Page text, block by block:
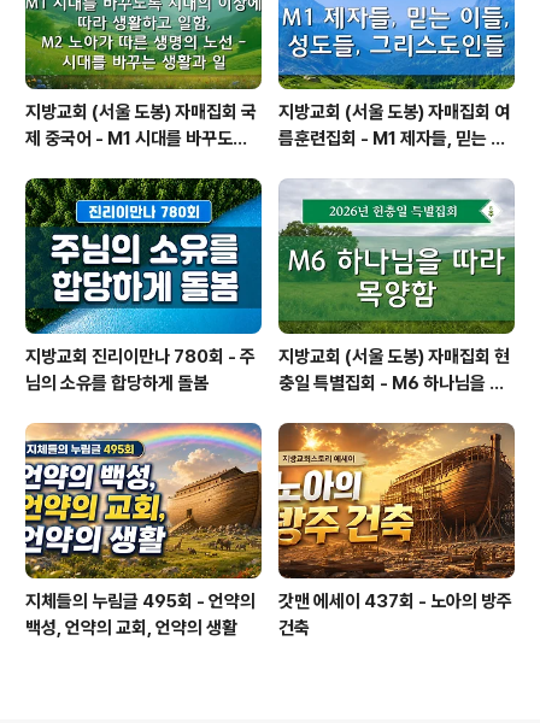
지방교회 (서울 도봉) 자매집회 국
제 중국어 - M1 시대를 바꾸도록
함, M2 노아가 따른 생명의 노선 -
시대를 바꾸는 생활과 일
지방교회 (서울 도봉) 자매집회 여
름훈련집회 - M1 제자들, 믿는 이
지방교회 진리이만나 780회 - 주
님의 소유를 합당하게 돌봄
지방교회 (서울 도봉) 자매집회 현
충일 특별집회 - M6 하나님을 따
지체들의 누림글 495회 - 언약의
백성, 언약의 교회, 언약의 생활
갓맨 에세이 437회 - 노아의 방주
건축